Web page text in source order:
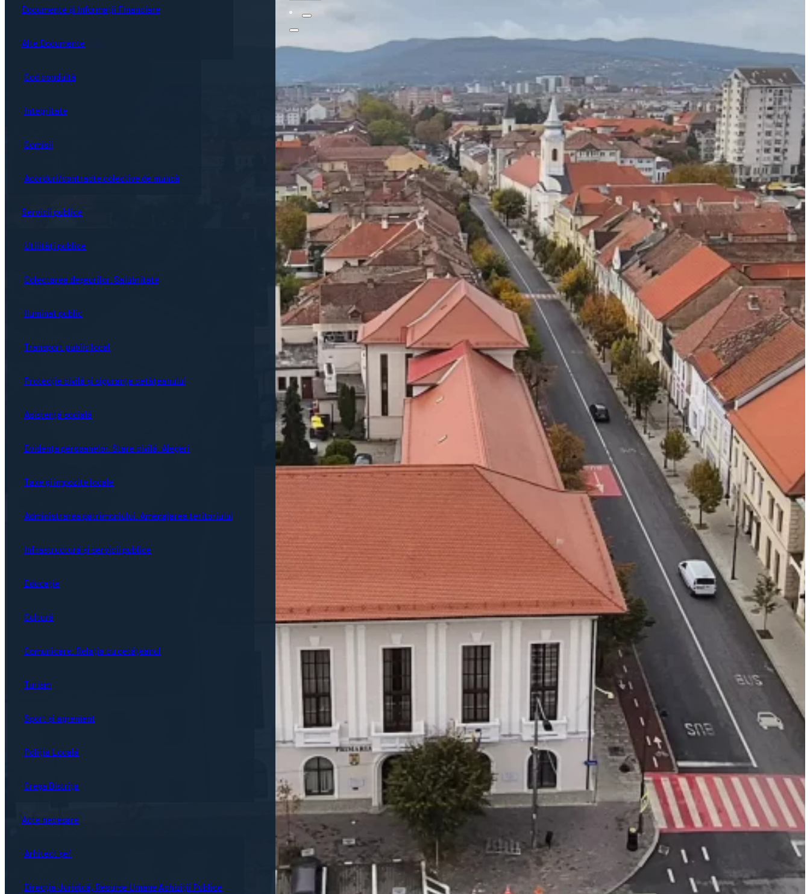
Guvernanță corporativă
Bistrița turistică
Evenimente locale
Hartă oraș
Ședințe online
Documente ședință
Hotărârile Consiliului Local
Concursuri
Proceduri de sistem
Cod conduită
Integritate
Comisii
Acorduri/contracte colective de muncă
Servicii publice
Utilități publice
Colectarea deșeurilor. Salubritate
Iluminat public
Transport public local
Protecție civilă și siguranța cetățeanului
Asistență socială
Evidența persoanelor. Stare civilă. Alegeri
Taxe și impozite locale
Administrarea patrimoniului. Amenajarea teritoriului
Infrastructură și servicii publice
Educație
Cultură
Comunicare. Relația cu cetățeanul
Turism
Sport și agrement
Poliția Locală
Creșa Bistrița
Acte necesare
Arhitect șef
Direcția Juridică, Resurse Umane Achiziții Publice
Documente și Informații Financiare
Alte Documente